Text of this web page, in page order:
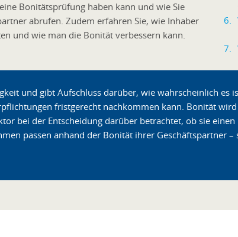
Bonitätsprüfung haben kann und wie Sie
abrufen. Zudem erfahren Sie, wie Inhaber
und wie man die Bonität verbessern kann.
und gibt Aufschluss darüber, wie wahrscheinlich es
fristgerecht nachkommen kann. Bonität
bei der Entscheidung darüber betrachtet, ob sie
passen anhand der Bonität ihrer Geschäftspartner –